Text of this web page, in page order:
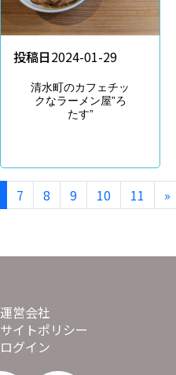
投稿日2024-01-29
清水町のカフェチッ
クなラーメン屋”ろ
たす”
7 8 9 10 11 »
運営会社
サイトポリシー
ログイン